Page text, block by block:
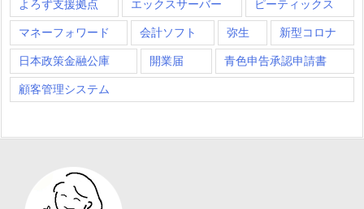
よろず支援拠点 エックスサーバー ピーティックス
マネーフォワード 会計ソフト 弥生 新型コロナ
日本政策金融公庫 開業届 青色申告承認申請書
顧客管理システム